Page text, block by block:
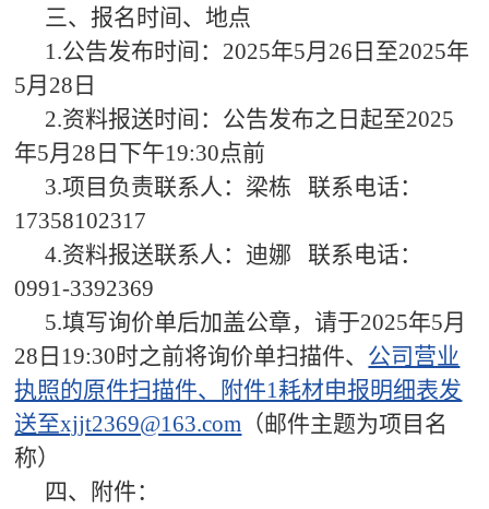
三、报名时间、地点
1.公告发布时间：2025年5月26日至2025年
5月28日
2.资料报送时间：公告发布之日起至2025
年5月28日下午19:30点前
3.项目负责联系人：梁栋 联系电话：
17358102317
4.资料报送联系人：迪娜 联系电话：
0991-3392369
5.填写询价单后加盖公章，请于2025年5月
28日19:30时之前将询价单扫描件、 公司营业
执照的原件扫描件、附件1耗材申报明细表发
送至xjjt2369@163.com （邮件主题为项目名
称）
四、附件：